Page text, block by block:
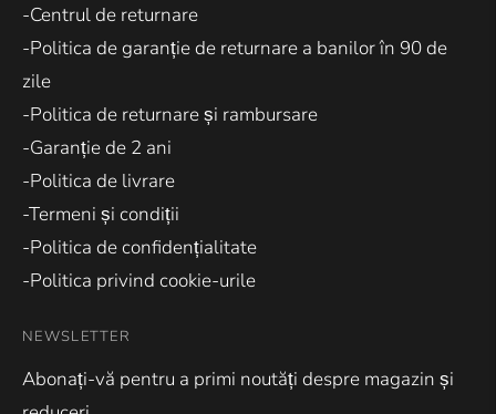
-Centrul de returnare
-Politica de garanție de returnare a banilor în 90 de
zile
-Politica de returnare și rambursare
-Garanție de 2 ani
-Politica de livrare
-Termeni și condiții
-Politica de confidențialitate
-Politica privind cookie-urile
NEWSLETTER
Abonați-vă pentru a primi noutăți despre magazin și